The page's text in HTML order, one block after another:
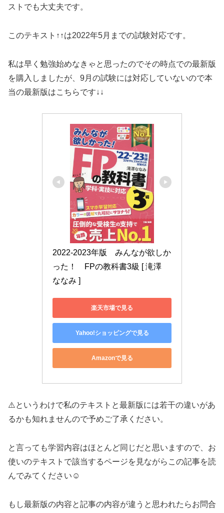
ストでも大丈夫です。
このテキスト↑↑は2022年5月までの試験対応です。
私は早く勉強始めなきゃと思ったのでその時点での最新版
を購入しましたが、9月の試験には対応していないので本
当の最新版はこちらです↓↓
2022-2023年版　みんなが欲しか
った！　FPの教科書3級 [ 滝澤
ななみ ]
楽天市場で見る
Yahoo!ショッピングで見る
Amazonで見る
⚠️というわけで私のテキストと最新版には若干の違いがあ
るかも知れませんので予めご了承ください。
と言っても学習内容はほとんど同じだと思いますので、お
使いのテキストで該当するページを見ながらこの記事を読
んでみてください☺︎
もし最新版の内容と記事の内容が違うと思われたらお問合